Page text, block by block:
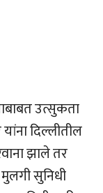
उत्सुकता
दिल्लीतील
झाले तर
मुलगी सुनिधी